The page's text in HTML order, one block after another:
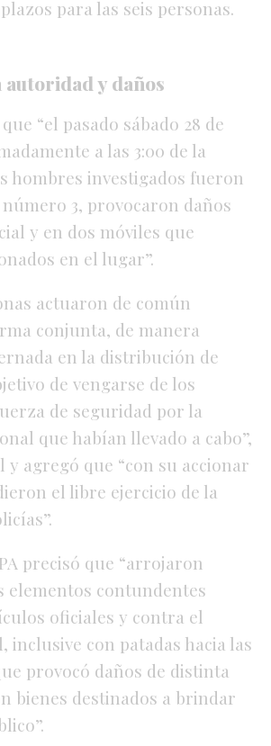
para las seis personas.
autoridad y daños
“el pasado sábado 28 de
a las 3:00 de la
hombres investigados fueron
3, provocaron daños
y en dos móviles que
en el lugar”.
actuaron de común
conjunta, de manera
en la distribución de
de vengarse de los
de seguridad por la
que habían llevado a cabo”,
y agregó que “con su accionar
el libre ejercicio de la
precisó que “arrojaron
elementos contundentes
oficiales y contra el
inclusive con patadas hacia las
provocó daños de distinta
bienes destinados a brindar